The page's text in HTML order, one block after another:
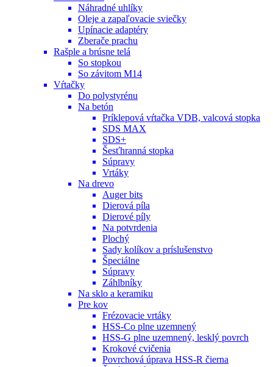
Náhradné uhlíky
Oleje a zapaľovacie sviečky
Upínacie adaptéry
Zberače prachu
Rašple a brúsne telá
So stopkou
So závitom M14
Vŕtačky
Do polystyrénu
Na betón
Príklepová vŕtačka VDB, valcová stopka
SDS MAX
SDS+
Šesťhranná stopka
Súpravy
Vrtáky
Na drevo
Auger bits
Dierová píla
Dierové píly
Na potvrdenia
Plochý
Sady kolíkov a príslušenstvo
Špeciálne
Súpravy
Záhlbníky
Na sklo a keramiku
Pre kov
Frézovacie vrtáky
HSS-Co plne uzemnený
HSS-G plne uzemnený, lesklý povrch
Krokové cvičenia
Povrchová úprava HSS-R čierna